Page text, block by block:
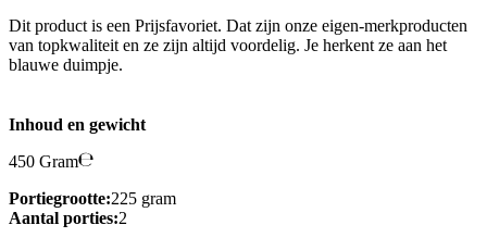
Dit product is een Prijsfavoriet. Dat zijn onze eigen-merkproducten
van topkwaliteit en ze zijn altijd voordelig. Je herkent ze aan het
blauwe duimpje.
Inhoud en gewicht
450 Gram
Portiegrootte:225 gram
Aantal porties:2